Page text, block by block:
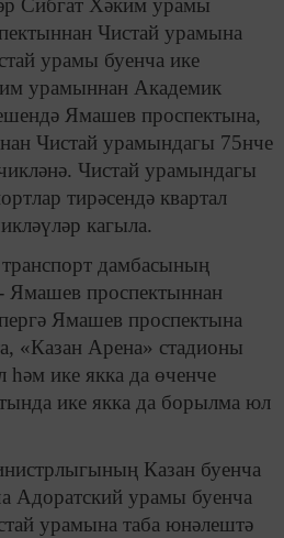
Сибгат Хәким урамы
Чистай урамына
урамы буенча ике
урамыннан Академик
Ямашев проспектына,
Чистай урамындагы 75нче
Чистай урамындагы
тирәсендә квартал
кагыла.
дамбасының
Ямашев проспектыннан
Ямашев проспектына
«Казан Арена» стадионы
ике якка да өченче
ике якка да борылма юл
Казан буенча
Адоратский урамы буенча
урамына таба юнәлештә